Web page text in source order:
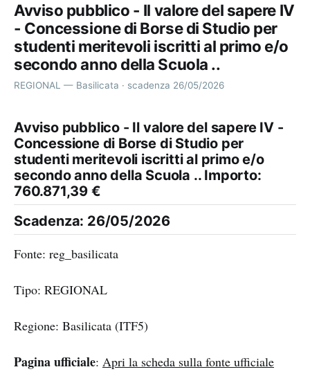
Avviso pubblico - Il valore del sapere IV
- Concessione di Borse di Studio per
studenti meritevoli iscritti al primo e/o
secondo anno della Scuola ..
REGIONAL — Basilicata · scadenza 26/05/2026
Avviso pubblico - Il valore del sapere IV -
Concessione di Borse di Studio per
studenti meritevoli iscritti al primo e/o
secondo anno della Scuola .. Importo:
760.871,39 €
Scadenza: 26/05/2026
Fonte: reg_basilicata
Tipo: REGIONAL
Regione: Basilicata (ITF5)
Pagina ufficiale: Apri la scheda sulla fonte ufficiale